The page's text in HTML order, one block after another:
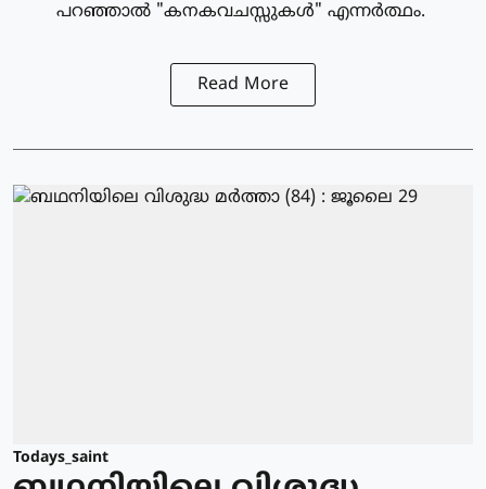
പറഞ്ഞാല്‍ "കനകവചസ്സുകള്‍" എന്നര്‍ത്ഥം.
Read More
Todays_saint